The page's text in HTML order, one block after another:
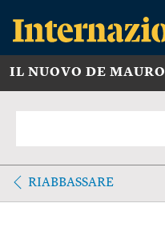
IL NUOVO DE MAURO
RIABBASSARE